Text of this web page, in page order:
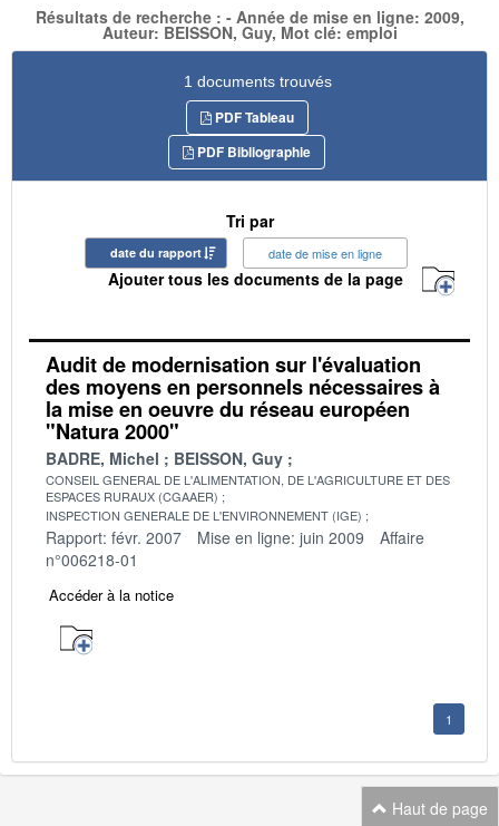
Résultats de recherche : - Année de mise en ligne: 2009,
Auteur: BEISSON, Guy, Mot clé: emploi
1 documents trouvés
PDF Tableau
PDF Bibliographie
Tri par
date du rapport date de mise en ligne
Ajouter tous les documents de la page
Audit de modernisation sur l'évaluation
des moyens en personnels nécessaires à
la mise en oeuvre du réseau européen
"Natura 2000"
BADRE, Michel BEISSON, Guy
CONSEIL GENERAL DE L'ALIMENTATION, DE L'AGRICULTURE ET DES
ESPACES RURAUX (CGAAER)
INSPECTION GENERALE DE L'ENVIRONNEMENT (IGE)
Rapport: févr. 2007 Mise en ligne: juin 2009
Affaire
n°006218-01
Accéder à la notice
1
Haut de page